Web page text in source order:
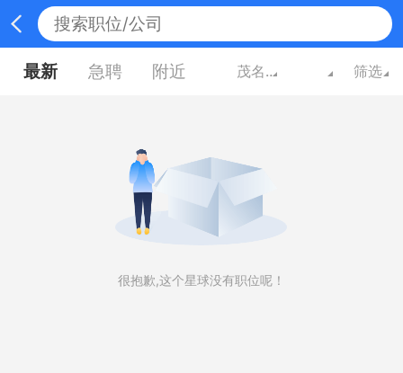
最新 急聘 附近 茂名广东 筛选
很抱歉,这个星球没有职位呢！